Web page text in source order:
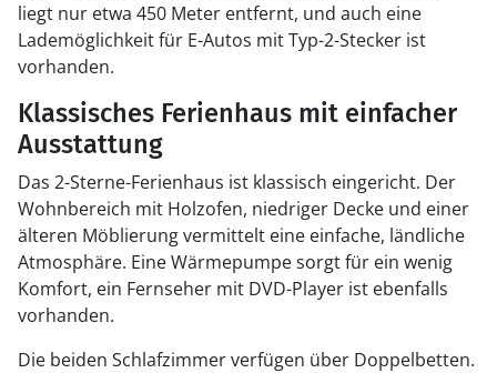
liegt nur etwa 450 Meter entfernt, und auch eine
Lademöglichkeit für E-Autos mit Typ-2-Stecker ist
vorhanden.
Klassisches Ferienhaus mit einfacher
Ausstattung
Das 2-Sterne-Ferienhaus ist klassisch eingericht. Der
Wohnbereich mit Holzofen, niedriger Decke und einer
älteren Möblierung vermittelt eine einfache, ländliche
Atmosphäre. Eine Wärmepumpe sorgt für ein wenig
Komfort, ein Fernseher mit DVD-Player ist ebenfalls
vorhanden.
Die beiden Schlafzimmer verfügen über Doppelbetten.